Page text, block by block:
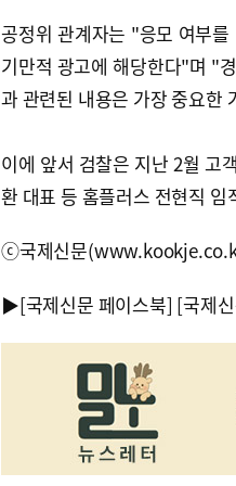
공정위 관계자는 "응모 여부
기만적 광고에 해당한다"며 "
과 관련된 내용은 가장 중요한
이에 앞서 검찰은 지난 2월 고
환 대표 등 홈플러스 전현직
ⓒ국제신문
▶[국제신문 페이스북] [국제